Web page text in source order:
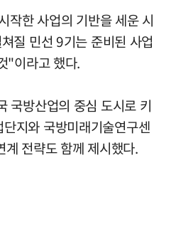
작한 사업의 기반을 세운 시
질 민선 9기는 준비된 사업
"이라고 했다.
국방산업의 중심 도시로 키
지와 국방미래기술연구센
전략도 함께 제시했다.